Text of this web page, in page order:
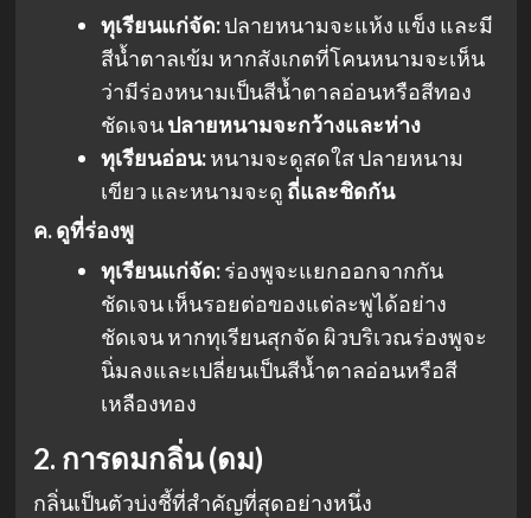
ทุเรียนแก่จัด:ปลายหนามจะแห้ง แข็ง และมี
สีน้ำตาลเข้ม หากสังเกตที่โคนหนามจะเห็น
ว่ามีร่องหนามเป็นสีน้ำตาลอ่อนหรือสีทอง
ชัดเจนปลายหนามจะกว้างและห่าง
ทุเรียนอ่อน:หนามจะดูสดใส ปลายหนาม
เขียว และหนามจะดู ถี่และชิดกัน
ค. ดูที่ร่องพู
ทุเรียนแก่จัด:ร่องพูจะแยกออกจากกัน
ชัดเจน เห็นรอยต่อของแต่ละพูได้อย่าง
ชัดเจน หากทุเรียนสุกจัด ผิวบริเวณร่องพูจะ
นิ่มลงและเปลี่ยนเป็นสีน้ำตาลอ่อนหรือสี
เหลืองทอง
2. การดมกลิ่น (ดม)
กลิ่นเป็นตัวบ่งชี้ที่สำคัญที่สุดอย่างหนึ่ง